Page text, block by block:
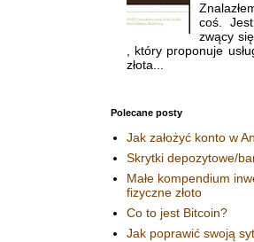
coś.
zwący
, który proponuje
złota...
Polecane posty
Jak założyć konto w
Skrytki depozytowe/
Małe kompendium
fizyczne złoto
Co to jest Bitcoin?
Jak poprawić swoją